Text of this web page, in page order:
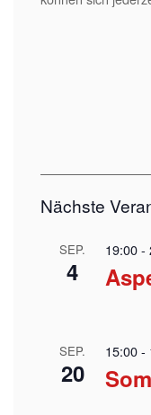
Nächste
SEP.
4
19:00-
SEP.
20
15:00-